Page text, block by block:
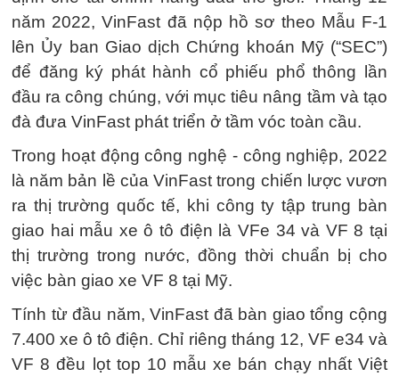
năm 2022, VinFast đã nộp hồ sơ theo Mẫu F-1
lên Ủy ban Giao dịch Chứng khoán Mỹ (“SEC”)
để đăng ký phát hành cổ phiếu phổ thông lần
đầu ra công chúng, với mục tiêu nâng tầm và tạo
đà đưa VinFast phát triển ở tầm vóc toàn cầu.
Trong hoạt động công nghệ - công nghiệp, 2022
là năm bản lề của VinFast trong chiến lược vươn
ra thị trường quốc tế, khi công ty tập trung bàn
giao hai mẫu xe ô tô điện là VFe 34 và VF 8 tại
thị trường trong nước, đồng thời chuẩn bị cho
việc bàn giao xe VF 8 tại Mỹ.
Tính từ đầu năm, VinFast đã bàn giao tổng cộng
7.400 xe ô tô điện. Chỉ riêng tháng 12, VF e34 và
VF 8 đều lọt top 10 mẫu xe bán chạy nhất Việt